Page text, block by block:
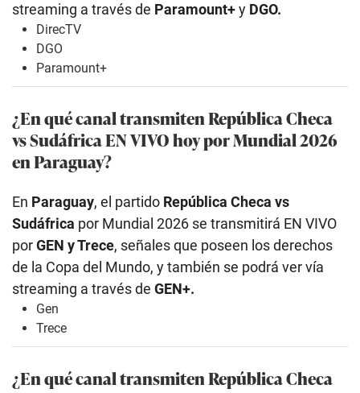
streaming a través de Paramount+y DGO.
DirecTV
DGO
Paramount+
¿En qué canal transmiten República Checa
vs Sudáfrica EN VIVO hoy por Mundial 2026
en Paraguay?
En Paraguay, el partido República Checa vs
Sudáfrica por Mundial 2026 se transmitirá EN VIVO
porGEN y Trece, señales que poseen los derechos
de la Copa del Mundo, y también se podrá ver vía
streaming a través de GEN+.
Gen
Trece
¿En qué canal transmiten República Checa